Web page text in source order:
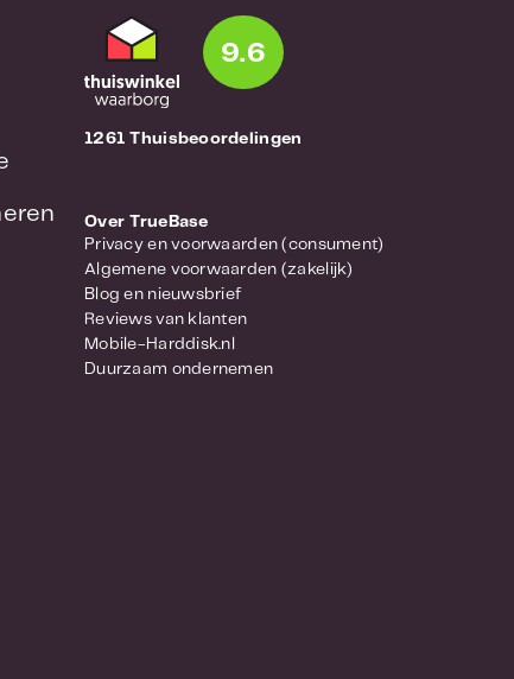
9.6
1261 Thuisbeoordelingen
Over TrueBase
Privacy en voorwaarden (consument)
Algemene voorwaarden (zakelijk)
Blog en nieuwsbrief
Reviews van klanten
Mobile-Harddisk.nl
Duurzaam ondernemen